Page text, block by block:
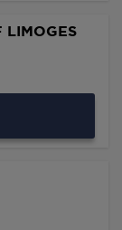
LIMOGES